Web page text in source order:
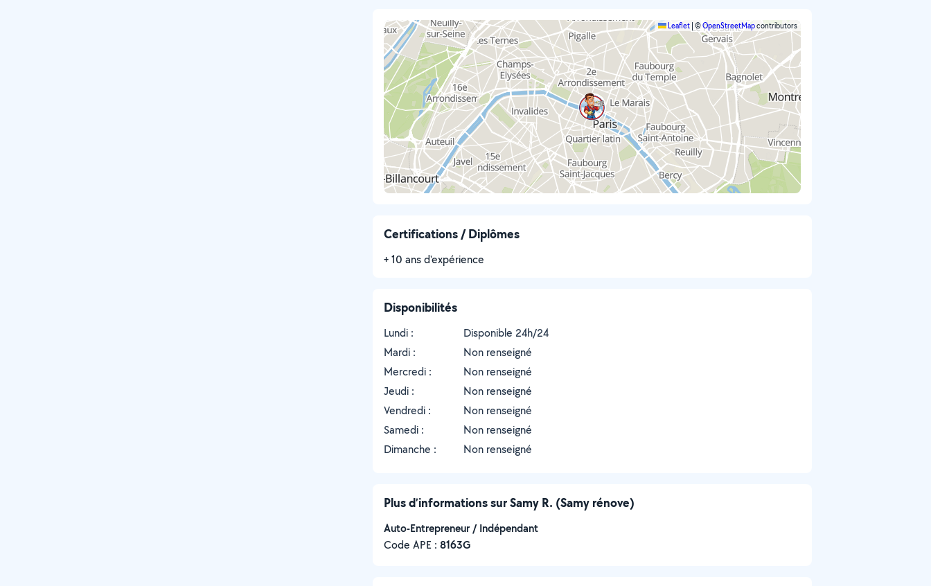
Leaflet ©OpenStreetMapcontributors
Certifications / Diplômes
+ 10 ans d'expérience
Disponibilités
Lundi :
Disponible 24h/24
Mardi :
Non renseigné
Mercredi :
Non renseigné
Jeudi :
Non renseigné
Vendredi :
Non renseigné
Samedi :
Non renseigné
Dimanche :
Non renseigné
Plus d’informations sur Samy R. (Samy rénove)
Auto-Entrepreneur / Indépendant
Code APE : 8163G